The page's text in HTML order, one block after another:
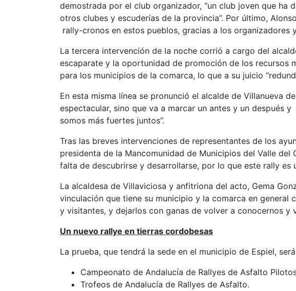
demostrada por el club organizador, “un club joven que
otros clubes y escuderías de la provincia”. Por último,
rally-cronos en estos pueblos, gracias a los organizadores
La tercera intervención de la noche corrió a cargo del
escaparate y la oportunidad de promoción de los recursos
para los municipios de la comarca, lo que a su juicio
En esta misma línea se pronunció el alcalde de Villanueva
espectacular, sino que va a marcar un antes y un después
somos más fuertes juntos”.
Tras las breves intervenciones de representantes de los
presidenta de la Mancomunidad de Municipios del Valle
falta de descubrirse y desarrollarse, por lo que este rally es
La alcaldesa de Villaviciosa y anfitriona del acto, Gema
vinculación que tiene su municipio y la comarca en
y visitantes, y dejarlos con ganas de volver a conocernos y
Un nuevo rallye en tierras cordobesas
La prueba, que tendrá la sede en el municipio de Espiel,
Campeonato de Andalucía de Rallyes de Asfalto
Trofeos de Andalucía de Rallyes de Asfalto.